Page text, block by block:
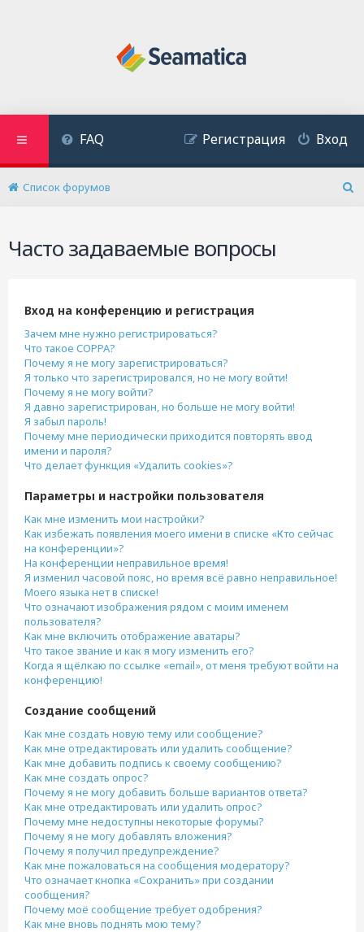
FAQ Вход
Регистрация
Список форумов
Часто задаваемые вопросы
Вход на конференцию и регистрация
Зачем мне нужно регистрироваться?
Что такое COPPA?
Почему я не могу зарегистрироваться?
Я только что зарегистрировался, но не могу войти!
Почему я не могу войти?
Я давно зарегистрирован, но больше не могу войти!
Я забыл пароль!
Почему мне периодически приходится повторять ввод
имени и пароля?
Что делает функция «Удалить cookies»?
Параметры и настройки пользователя
Как мне изменить мои настройки?
Как избежать появления моего имени в списке «Кто сейчас
на конференции»?
На конференции неправильное время!
Я изменил часовой пояс, но время всё равно неправильное!
Моего языка нет в списке!
Что означают изображения рядом с моим именем
пользователя?
Как мне включить отображение аватары?
Что такое звание и как я могу изменить его?
Когда я щёлкаю по ссылке «email», от меня требуют войти на
конференцию!
Создание сообщений
Как мне создать новую тему или сообщение?
Как мне отредактировать или удалить сообщение?
Как мне добавить подпись к своему сообщению?
Как мне создать опрос?
Почему я не могу добавить больше вариантов ответа?
Как мне отредактировать или удалить опрос?
Почему мне недоступны некоторые форумы?
Почему я не могу добавлять вложения?
Почему я получил предупреждение?
Как мне пожаловаться на сообщения модератору?
Что означает кнопка «Сохранить» при создании
сообщения?
Почему моё сообщение требует одобрения?
Как мне вновь поднять мою тему?